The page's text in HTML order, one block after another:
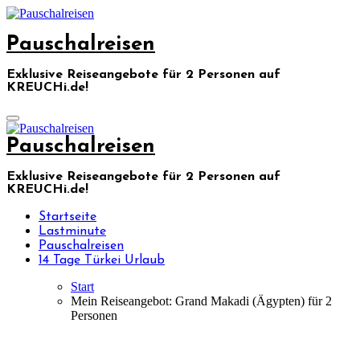
Skip
content
Pauschalreisen
Exklusive Reiseangebote für 2 Personen auf
KREUCHi.de!
Pauschalreisen
Exklusive Reiseangebote für 2 Personen auf
KREUCHi.de!
Startseite
Lastminute
Pauschalreisen
14 Tage Türkei Urlaub
Start
Mein Reiseangebot: Grand Makadi (Ägypten) für 2
Personen